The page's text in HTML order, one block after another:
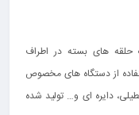
های بسته در اطراف
از دستگاه‌ های مخصوص
دایره‌ ای و… تولید شده